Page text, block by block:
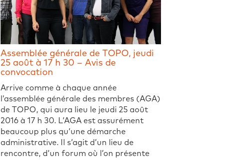
Assemblée générale de TOPO, jeudi
25 août à 17 h 30 – Avis de
convocation
Arrive comme à chaque année
l’assemblée générale des membres (AGA)
de TOPO, qui aura lieu le jeudi 25 août
2016 à 17 h 30. L’AGA est assurément
beaucoup plus qu’une démarche
administrative. Il s’agit d’un lieu de
rencontre, d’un forum où l’on présente